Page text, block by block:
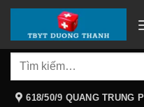
Chuyển
nội
dung
Tìm
618/50/9 QUANG TRUNG